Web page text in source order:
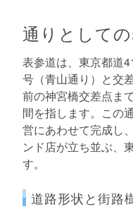
通りとして
表参道は、東京都道
号（青山通り）と交
前の神宮橋交差点ま
間を指します。この
営にあわせて完成し
ンド店が立ち並ぶ、
す。
道路形状と街路